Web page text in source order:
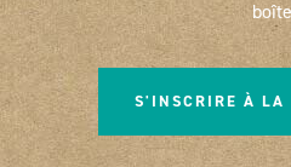
boîte
S'INSCRIRE À LA